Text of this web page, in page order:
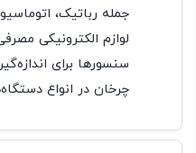
لوازم الکترونیکی
سنسورها برای
چرخان در انواع